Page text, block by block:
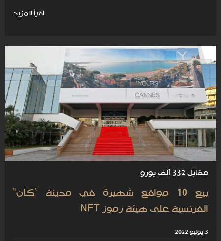
اقرأ المزيد
مقابل 332 ألف يورو
بيع 10 مواقع شهيرة في مدينة "كان"
الفرنسية على هيئة رموز NFT
3 يوليو 2022